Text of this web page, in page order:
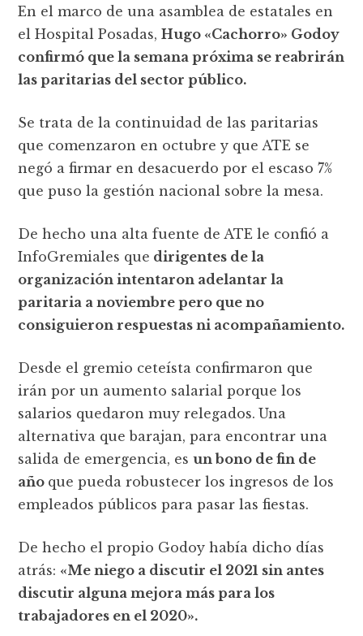
En el marco de una asamblea de estatales en
el Hospital Posadas,Hugo «Cachorro» Godoy
confirmó que la semana próxima se reabrirán
las paritarias del sector público.
Se trata de la continuidad de las paritarias
que comenzaron en octubre y que ATE se
negó a firmar en desacuerdo por el escaso 7%
que puso la gestión nacional sobre la mesa.
De hecho una alta fuente de ATE le confió a
InfoGremiales que dirigentes de la
organización intentaron adelantar la
paritaria a noviembre pero que no
consiguieron respuestas ni acompañamiento.
Desde el gremio ceteísta confirmaron que
irán por un aumento salarial porque los
salarios quedaron muy relegados. Una
alternativa que barajan, para encontrar una
salida de emergencia, esun bono de fin de
año que pueda robustecer los ingresos de los
empleados públicos para pasar las fiestas.
De hecho el propio Godoy había dicho días
atrás: «Me niego a discutir el 2021 sin antes
discutir alguna mejora más para los
trabajadores en el 2020».